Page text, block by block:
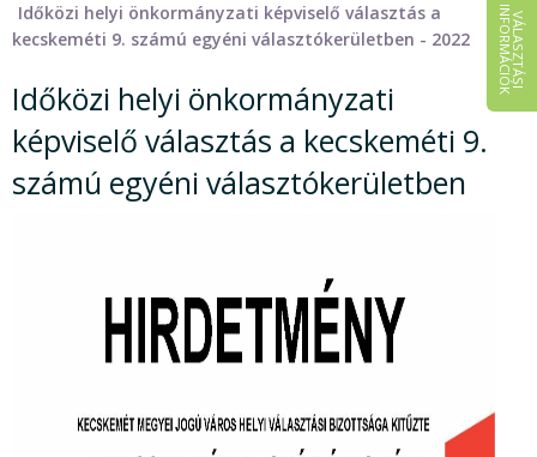
V
Á
L
A
S
Z
T
Á
S
I
IN
F
O
R
M
Á
C
I
Ó
K
Időközi helyi önkormányzati képviselő választás a
kecskeméti 9. számú egyéni választókerületben - 2022
Időközi helyi önkormányzati
képviselő választás a kecskeméti 9.
számú egyéni választókerületben